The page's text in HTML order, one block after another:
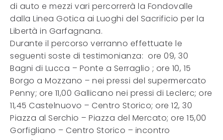
di auto e mezzi vari percorrerà la Fondovalle
dalla Linea Gotica ai Luoghi del Sacrificio per la
Libertà in Garfagnana.
Durante il percorso verranno effettuate le
seguenti soste di testimonianza: ore 09, 30
Bagni di Lucca – Ponte a Serraglio ; ore 10, 15
Borgo a Mozzano – nei pressi del supermercato
Penny; ore 11,00 Gallicano nei pressi di Leclerc; ore
11,45 Castelnuovo – Centro Storico; ore 12, 30
Piazza al Serchio – Piazza del Mercato; ore 15,00
Gorfigliano – Centro Storico – incontro